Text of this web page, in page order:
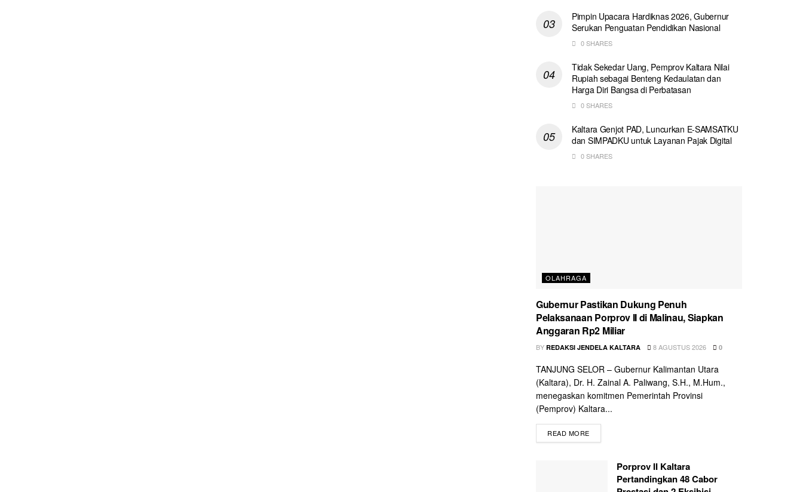
Pimpin Upacara Hardiknas 2026, Gubernur
Serukan Penguatan Pendidikan Nasional
0 SHARES
Tidak Sekedar Uang, Pemprov Kaltara Nilai
Rupiah sebagai Benteng Kedaulatan dan
Harga Diri Bangsa di Perbatasan
0 SHARES
Kaltara Genjot PAD, Luncurkan E-SAMSATKU
dan SIMPADKU untuk Layanan Pajak Digital
0 SHARES
OLAHRAGA
Gubernur Pastikan Dukung Penuh
Pelaksanaan Porprov II di Malinau, Siapkan
Anggaran Rp2 Miliar
BY REDAKSI JENDELA KALTARA 8 AGUSTUS 2026 0
TANJUNG SELOR – Gubernur Kalimantan Utara
(Kaltara), Dr. H. Zainal A. Paliwang, S.H., M.Hum.,
menegaskan komitmen Pemerintah Provinsi
(Pemprov) Kaltara...
READ MORE
Porprov II Kaltara
Pertandingkan 48 Cabor